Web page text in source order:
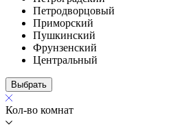
Петродворцовый
Приморский
Пушкинский
Фрунзенский
Центральный
Выбрать
Кол-во комнат